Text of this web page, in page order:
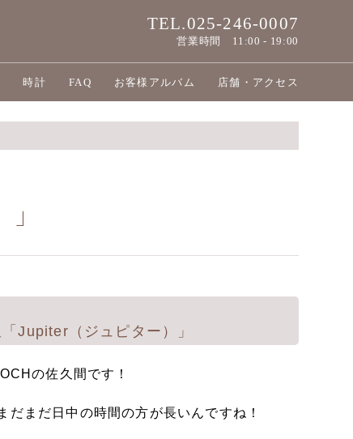
TEL.025-246-0007
営業時間 11:00 - 19:00
時計 FAQ お客様アルバム 店舗・アクセス
Jupiter（ジュピター）」
の佐久間です！
まだ日中の時間の方が長いんですね！